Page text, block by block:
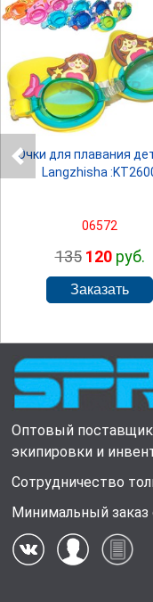
SPRINTER
Очки для плавания
Langzhisha
06572
135 120руб.
Оптовый
экипировки и
Сотрудничество
Минимальный заказ